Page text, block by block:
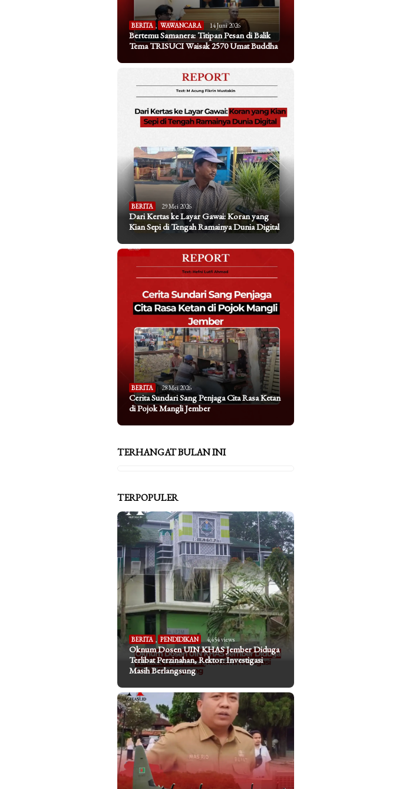
BERITA WAWANCARA 14 Juni 2026
Bertemu Samanera: Titipan Pesan di Balik
Tema TRISUCI Waisak 2570 Umat Buddha
BERITA 29 Mei 2026
Dari Kertas ke Layar Gawai: Koran yang
Kian Sepi di Tengah Ramainya Dunia Digital
BERITA 28 Mei 2026
Cerita Sundari Sang Penjaga Cita Rasa Ketan
di Pojok Mangli Jember
TERHANGAT BULAN INI
TERPOPULER
BERITA , PENDIDIKAN 4,454 views
Oknum Dosen UIN KHAS Jember Diduga
Terlibat Perzinahan, Rektor: Investigasi
Masih Berlangsung